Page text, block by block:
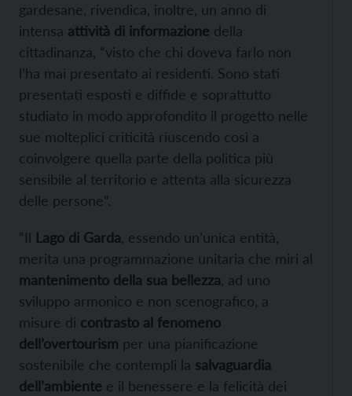
gardesane, rivendica, inoltre, un anno di
intensa attività di informazione della
cittadinanza, “visto che chi doveva farlo non
l’ha mai presentato ai residenti. Sono stati
presentati esposti e diffide e soprattutto
studiato in modo approfondito il progetto nelle
sue molteplici criticità riuscendo così a
coinvolgere quella parte della politica più
sensibile al territorio e attenta alla sicurezza
delle persone”.
“Il Lago di Garda , essendo un’unica entità,
merita una programmazione unitaria che miri al
mantenimento della sua bellezza , ad uno
sviluppo armonico e non scenografico, a
misure di contrasto al fenomeno
dell’overtourism per una pianificazione
sostenibile che contempli la salvaguardia
dell’ambiente e il benessere e la felicità dei